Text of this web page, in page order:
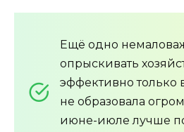
Ещё одно
опрыскивать
эффективно только
не образовала
июне-июле лучше